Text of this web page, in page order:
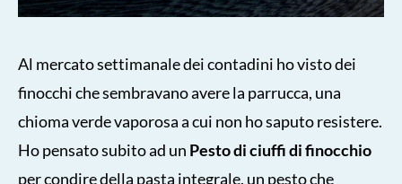
Al mercato settimanale dei contadini ho visto dei
finocchi che sembravano avere la parrucca, una
chioma verde vaporosa a cui non ho saputo resistere.
Ho pensato subito ad un Pesto di ciuffi di finocchio
per condire della pasta integrale, un pesto che